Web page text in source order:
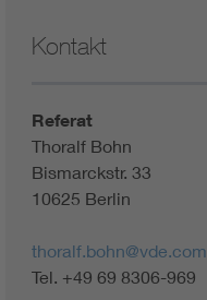
Kontakt
Referat
Thoralf Bohn
Bismarckstr. 33
10625 Berlin
thoralf.bohn@vde.com
Tel. +49 69 8306-969